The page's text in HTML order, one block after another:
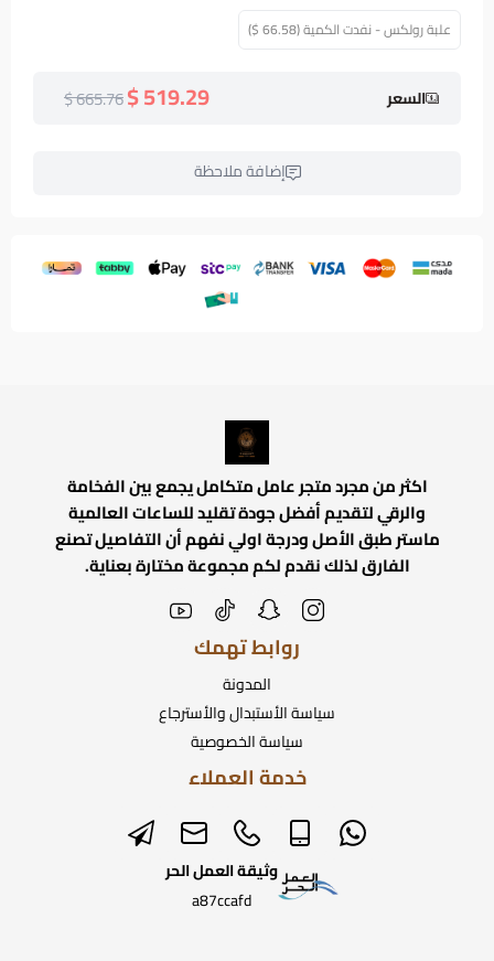
علبة رولكس - نفدت الكمية (66.58 $)
السعر 519.29 $
665.76 $
إضافة ملاحظة
اكثر من مجرد متجر عامل متكامل يجمع بين الفخامة
والرقي لتقديم أفضل جودة تقليد للساعات العالمية
ماستر طبق الأصل ودرجة اولي نفهم أن التفاصيل تصنع
الفارق لذلك نقدم لكم مجموعة مختارة بعناية.
روابط تهمك
المدونة
سياسة الأستبدال والأسترجاع
سياسة الخصوصية
خدمة العملاء
وثيقة العمل الحر
a87ccafd